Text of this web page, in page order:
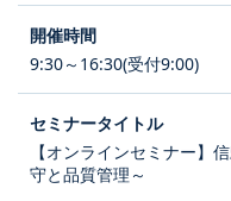
9:30～16:30(受付9:00)
【オンラインセミナー】
守と品質管理～